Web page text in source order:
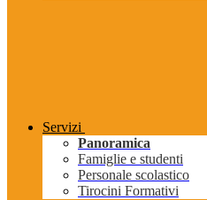
Servizi
Panoramica
Famiglie e studenti
Personale scolastico
Tirocini Formativi